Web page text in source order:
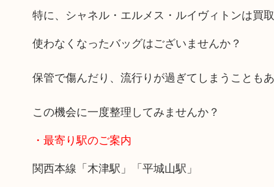
特に、シャネル・エルメス・ルイヴィトンは買
使わなくなったバッグはございませんか？
保管で傷んだり、流行りが過ぎてしまうことも
この機会に一度整理してみませんか？
・最寄り駅のご案内
関西本線「木津駅」「平城山駅」